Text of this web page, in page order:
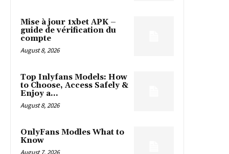
Mise à jour 1xbet APK –
guide de vérification du
compte
August 8, 2026
Top Inlyfans Models: How
to Choose, Access Safely &
Enjoy a...
August 8, 2026
OnlyFans Modles What to
Know
August 7, 2026